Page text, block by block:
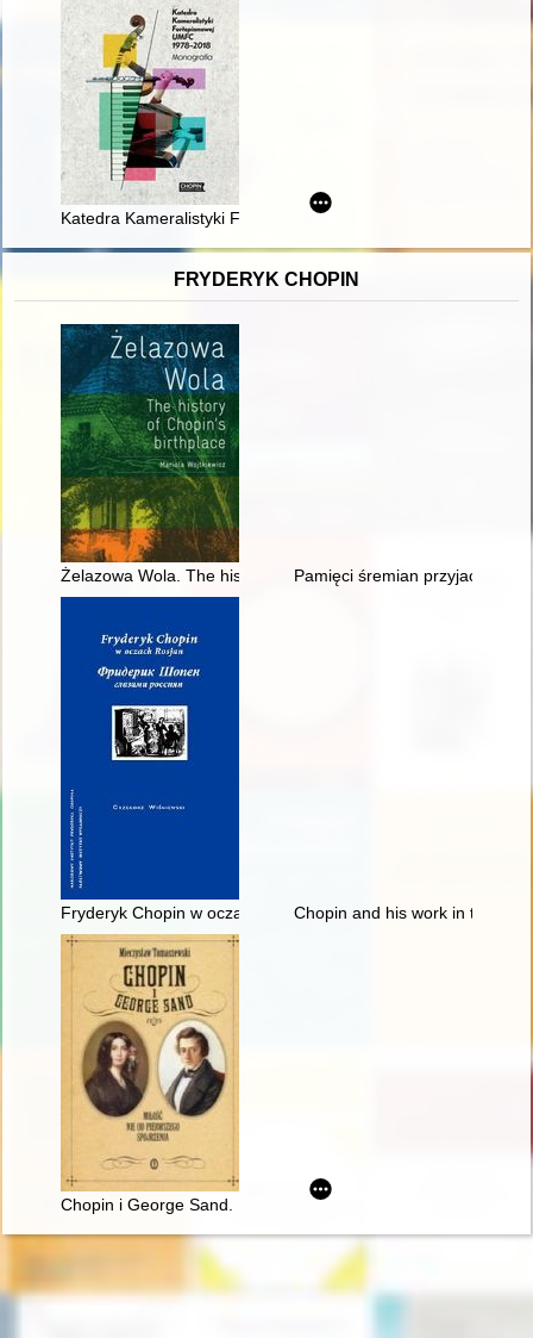
Katedra Kameralistyki Fortepianowej UMFC 1978-2018 :
FRYDERYK CHOPIN
Żelazowa Wola. The history of Chopin's birthplace
Pamięci śremian przyjaciół
Fryderyk Chopin w oczach Rosjan. Antologia. Friderik źopen
Chopin and his work in the
Chopin i George Sand. Miłość nie od pierwszego spojrzenia